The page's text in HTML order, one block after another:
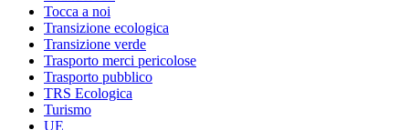
Tocca a noi
Transizione ecologica
Transizione verde
Trasporto merci pericolose
Trasporto pubblico
TRS Ecologica
Turismo
UE